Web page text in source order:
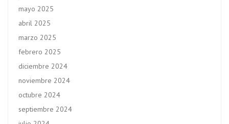
mayo 2025
abril 2025
marzo 2025
febrero 2025
diciembre 2024
noviembre 2024
octubre 2024
septiembre 2024